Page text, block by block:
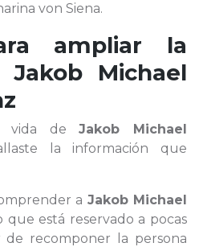
von Siena.
ampliar la
Jakob Michael
vida deJakob Michael
la información que
a Jakob Michael
que está reservado a pocas
de recomponer la persona